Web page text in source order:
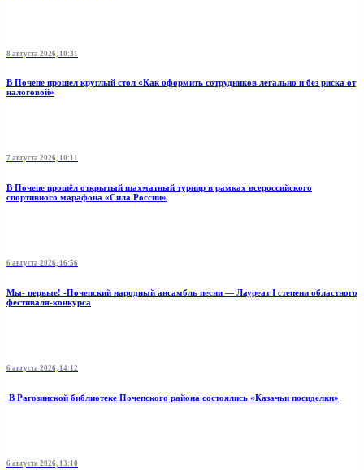
8 августа 2026, 10:31
В Почепе прошел круглый стол «Как оформить сотрудников легально и без риска от
налоговой»
7 августа 2026, 10:11
В Почепе прошёл открытый шахматный турнир в рамках всероссийского
спортивного марафона «Сила России»
6 августа 2026, 16:56
Мы- первые! -Почепский народный ансамбль песни — Лауреат I степени областного
фестиваля-конкурса
6 августа 2026, 14:12
В Рагозинской библиотеке Почепского района состоялись «Казачьи посиделки»
6 августа 2026, 13:10